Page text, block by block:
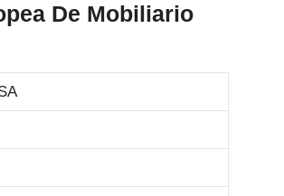
De Mobiliario